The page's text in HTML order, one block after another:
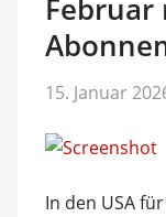
15. Januar
In den USA